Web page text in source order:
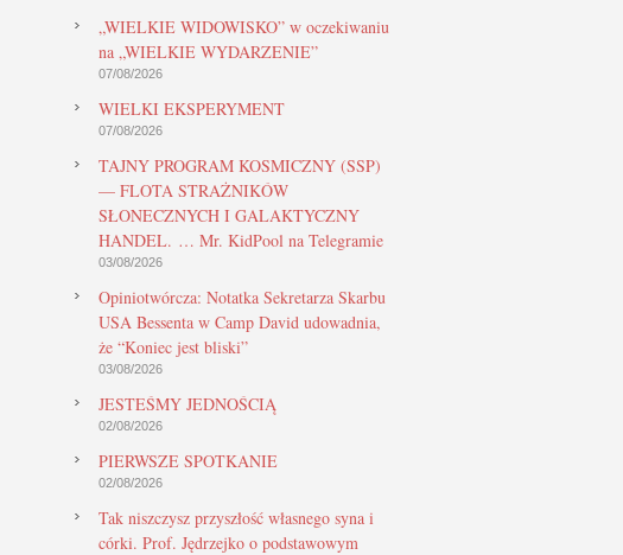
„WIELKIE WIDOWISKO” w oczekiwaniu
na „WIELKIE WYDARZENIE”
07/08/2026
WIELKI EKSPERYMENT
07/08/2026
TAJNY PROGRAM KOSMICZNY (SSP)
— FLOTA STRAŻNIKÓW
SŁONECZNYCH I GALAKTYCZNY
HANDEL. … Mr. KidPool na Telegramie
03/08/2026
Opiniotwórcza: Notatka Sekretarza Skarbu
USA Bessenta w Camp David udowadnia,
że “Koniec jest bliski”
03/08/2026
JESTEŚMY JEDNOŚCIĄ
02/08/2026
PIERWSZE SPOTKANIE
02/08/2026
Tak niszczysz przyszłość własnego syna i
córki. Prof. Jędrzejko o podstawowym